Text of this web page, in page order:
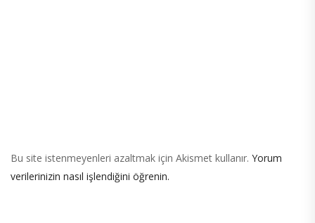
Bu site istenmeyenleri azaltmak için Akismet kullanır. Yorum
verilerinizin nasıl işlendiğini öğrenin.